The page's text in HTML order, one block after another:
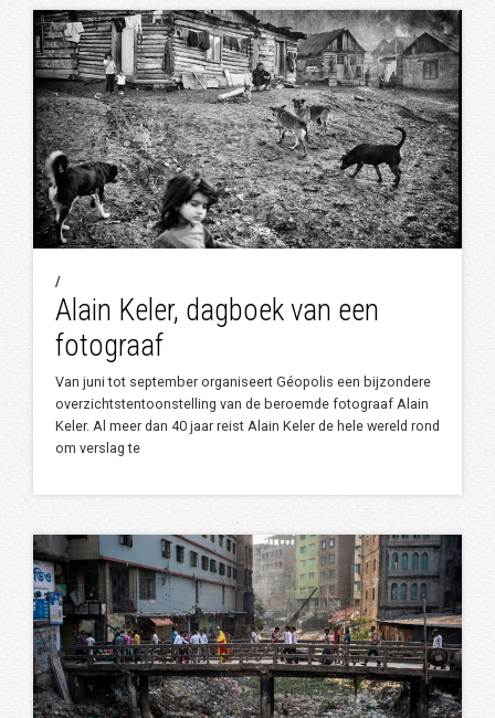
/
Alain Keler, dagboek van een
fotograaf
Van juni tot september organiseert Géopolis een bijzondere
overzichtstentoonstelling van de beroemde fotograaf Alain
Keler. Al meer dan 40 jaar reist Alain Keler de hele wereld rond
om verslag te